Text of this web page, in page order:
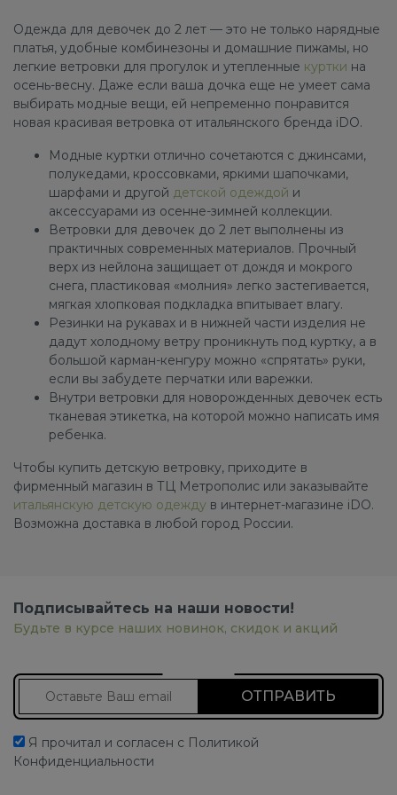
Одежда для девочек до 2 лет — это не только нарядные
платья, удобные комбинезоны и домашние пижамы, но
легкие ветровки для прогулок и утепленные куртки на
осень-весну. Даже если ваша дочка еще не умеет сама
выбирать модные вещи, ей непременно понравится
новая красивая ветровка от итальянского бренда iDO.
Модные куртки отлично сочетаются с джинсами,
полукедами, кроссовками, яркими шапочками,
шарфами и другой детской одеждой и
аксессуарами из осенне-зимней коллекции.
Ветровки для девочек до 2 лет выполнены из
практичных современных материалов. Прочный
верх из нейлона защищает от дождя и мокрого
снега, пластиковая «молния» легко застегивается,
мягкая хлопковая подкладка впитывает влагу.
Резинки на рукавах и в нижней части изделия не
дадут холодному ветру проникнуть под куртку, а в
большой карман-кенгуру можно «спрятать» руки,
если вы забудете перчатки или варежки.
Внутри ветровки для новорожденных девочек есть
тканевая этикетка, на которой можно написать имя
ребенка.
Чтобы купить детскую ветровку, приходите в
фирменный магазин в ТЦ Метрополис или заказывайте
итальянскую детскую одежду в интернет-магазине iDO.
Возможна доставка в любой город России.
Подписывайтесь на наши новости!
Будьте в курсе наших новинок, скидок и акций
Я прочитал и согласен с Политикой
Конфиденциальности